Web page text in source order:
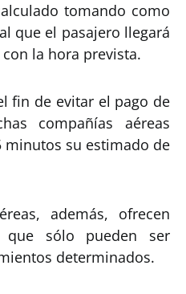
tomando como
que el pasajero llegará
la hora prevista.
fin de evitar el pago de
compañías aéreas
minutos su estimado de
además, ofrecen
sólo pueden ser
determinados.